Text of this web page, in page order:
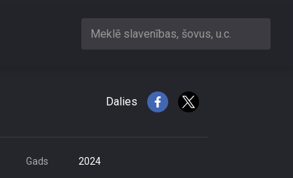
Meklē slavenības, šovus, u.c.
Dalies
Gads 2024